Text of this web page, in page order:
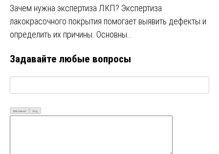
Зачем нужна экспертиза ЛКП? Экспертиза
лакокрасочного покрытия помогает выявить дефекты и
определить их причины. Основны…
Задавайте любые вопросы
Визуально Код